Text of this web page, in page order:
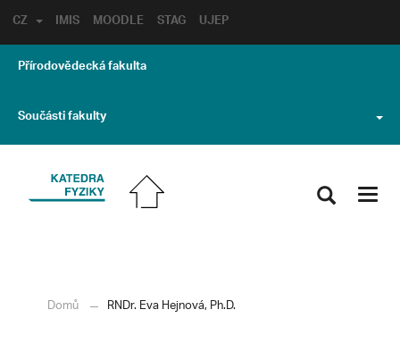
IMIS MOODLE STAG UJEP
CZ
Přírodovědecká fakulta
Součásti fakulty
Domů RNDr. Eva Hejnová, Ph.D.